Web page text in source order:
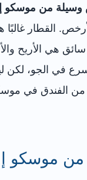
وسيلة من موسكو
القطار غالبًا
هي الأريح
في الجو، لكن
من الفندق في
من موسكو